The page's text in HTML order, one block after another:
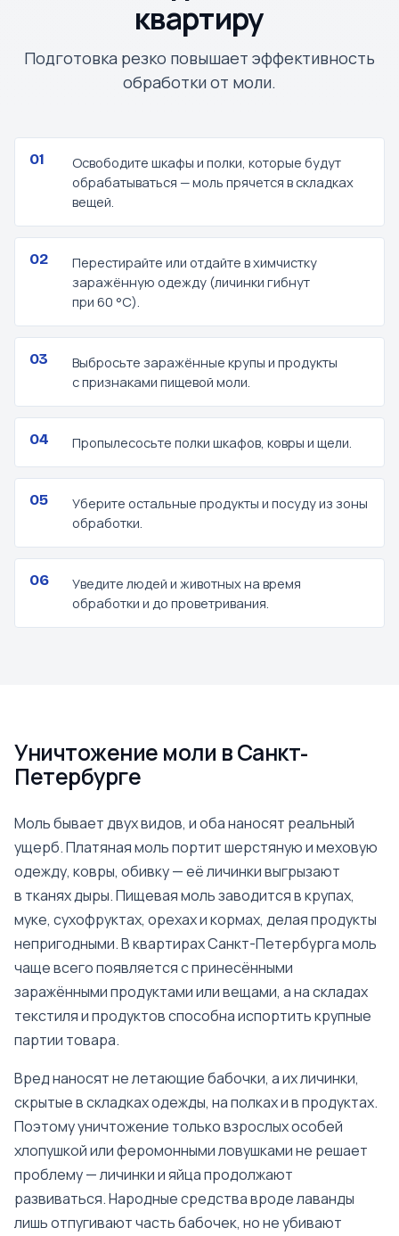
квартиру
Подготовка резко повышает эффективность
обработки от моли.
Освободите шкафы и полки, которые будут
обрабатываться — моль прячется в складках
вещей.
Перестирайте или отдайте в химчистку
заражённую одежду (личинки гибнут
при 60 °C).
Выбросьте заражённые крупы и продукты
с признаками пищевой моли.
Пропылесосьте полки шкафов, ковры и щели.
Уберите остальные продукты и посуду из зоны
обработки.
Уведите людей и животных на время
обработки и до проветривания.
Уничтожение моли в Санкт-
Петербурге
Моль бывает двух видов, и оба наносят реальный
ущерб. Платяная моль портит шерстяную и меховую
одежду, ковры, обивку — её личинки выгрызают
в тканях дыры. Пищевая моль заводится в крупах,
муке, сухофруктах, орехах и кормах, делая продукты
непригодными. В квартирах Санкт-Петербурга моль
чаще всего появляется с принесёнными
заражёнными продуктами или вещами, а на складах
текстиля и продуктов способна испортить крупные
партии товара.
Вред наносят не летающие бабочки, а их личинки,
скрытые в складках одежды, на полках и в продуктах.
Поэтому уничтожение только взрослых особей
хлопушкой или феромонными ловушками не решает
проблему — личинки и яйца продолжают
развиваться. Народные средства вроде лаванды
лишь отпугивают часть бабочек, но не убивают